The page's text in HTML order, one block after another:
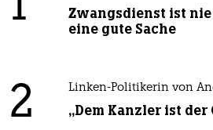
Zwangsdienst ist
eine gute Sache
2 Linken-Politikerin von
„Dem Kanzler ist der